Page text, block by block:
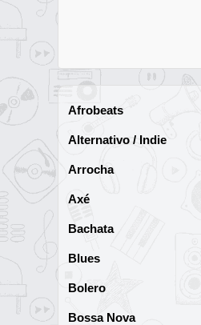
Afrobeats
Alternativo / Indie
Arrocha
Axé
Bachata
Blues
Bolero
Bossa Nova